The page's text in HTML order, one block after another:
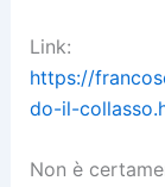
Link:
https://
do-il-
Non è